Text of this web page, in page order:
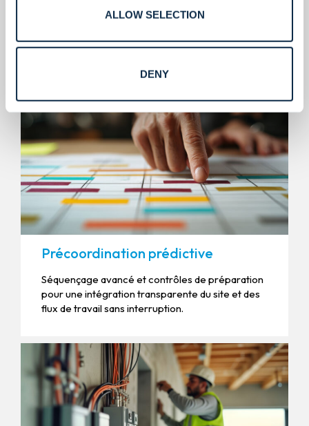
ALLOW SELECTION
DENY
Installation fiable à l'échelle de
l'entreprise.
Précoordination prédictive
Séquençage avancé et contrôles de préparation
pour une intégration transparente du site et des
flux de travail sans interruption.